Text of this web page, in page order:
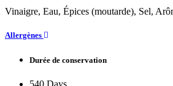
Vinaigre, Eau, Épices (moutarde), Sel,
Allergènes
Durée de conservation
540 Days